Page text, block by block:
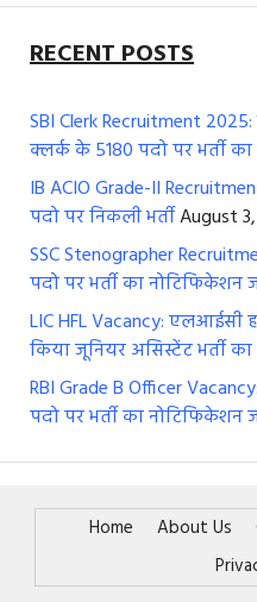
RECENT POSTS
SBI Clerk Recruitment
क्लर्क के 5180 पदो पर भर्ती
IB ACIO Grade-II
पदो पर निकली भर्तीAugust
SSC Stenographer
पदो पर भर्ती का नोटिफिकेशन
LIC HFL Vacancy: एलआईसी
किया जूनियर असिस्टेंट भर्ती
RBI Grade B Officer
पदो पर भर्ती का नोटिफिकेशन
Home About Us